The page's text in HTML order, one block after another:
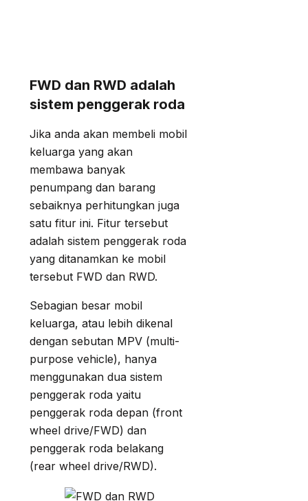
FWD dan RWD adalah
sistem penggerak roda
Jika anda akan membeli mobil
keluarga yang akan
membawa banyak
penumpang dan barang
sebaiknya perhitungkan juga
satu fitur ini. Fitur tersebut
adalah sistem penggerak roda
yang ditanamkan ke mobil
tersebut FWD dan RWD.
Sebagian besar mobil
keluarga, atau lebih dikenal
dengan sebutan MPV (multi-
purpose vehicle), hanya
menggunakan dua sistem
penggerak roda yaitu
penggerak roda depan (front
wheel drive/FWD) dan
penggerak roda belakang
(rear wheel drive/RWD).